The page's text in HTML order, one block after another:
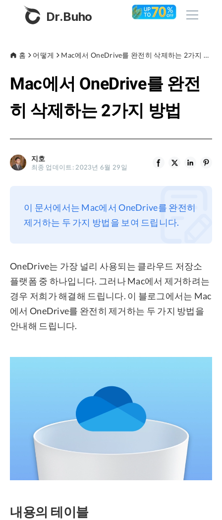
Dr.Buho
제품
BuhoCleaner
BuhoUnlocker
BuhoRepair
BuhoNTFS
스토어
소개
지원
환불
홈 어떻게 Mac에서 OneDrive를 완전히 삭제하는 2가지 방법
Mac에서 OneDrive를 완전
히 삭제하는 2가지 방법
지호
최종 업데이트: 2023년 6월 29일
이 문서에서는 Mac에서 OneDrive를 완전히
제거하는 두 가지 방법을 보여 드립니다.
OneDrive는 가장 널리 사용되는 클라우드 저장소
플랫폼 중 하나입니다. 그러나 Mac에서 제거하려는
경우 저희가 해결해 드립니다. 이 블로그에서는 Mac
에서 OneDrive를 완전히 제거하는 두 가지 방법을
안내해 드립니다.
내용의 테이블